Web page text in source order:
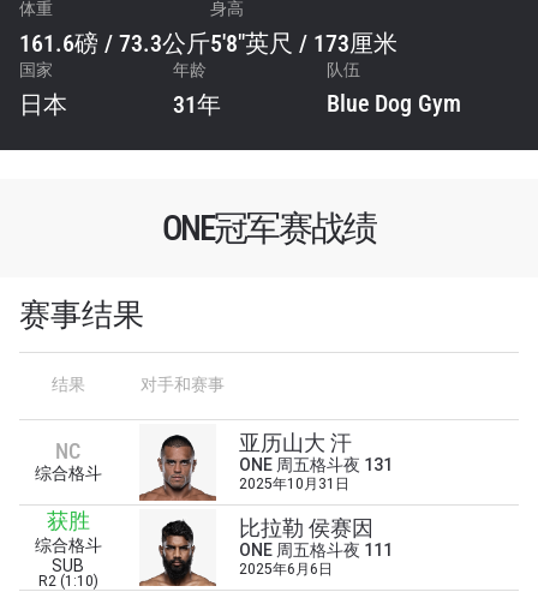
体重
161.6磅 / 73.3公斤
身高
5'8"英尺 / 173厘米
国家
日本
年龄
31年
队伍
Blue Dog Gym
ONE冠军赛战绩
赛事结果
结果 对手和赛事
NC
综合格斗
亚历山大 汗
ONE 周五格斗夜 131
2025年10月31日
获胜
综合格斗
SUB
R2 (1:10)
比拉勒 侯赛因
ONE 周五格斗夜 111
2025年6月6日